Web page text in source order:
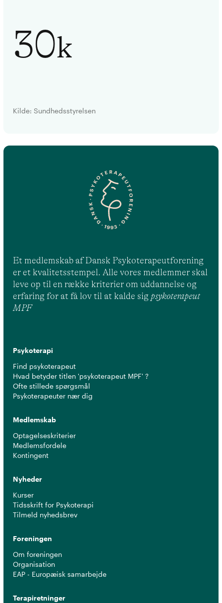
30k
Kilde: Sundhedsstyrelsen
Et medlemskab af Dansk Psykoterapeutforening
er et kvalitetsstempel. Alle vores medlemmer skal
leve op til en række kriterier om uddannelse og
erfaring for at få lov til at kalde sig psykoterapeut
MPF
Psykoterapi
Find psykoterapeut
Hvad betyder titlen 'psykoterapeut MPF' ?
Ofte stillede spørgsmål
Psykoterapeuter nær dig
Medlemskab
Optagelseskriterier
Medlemsfordele
Kontingent
Nyheder
Kurser
Tidsskrift for Psykoterapi
Tilmeld nyhedsbrev
Foreningen
Om foreningen
Organisation
EAP - Europæisk samarbejde
Terapiretninger